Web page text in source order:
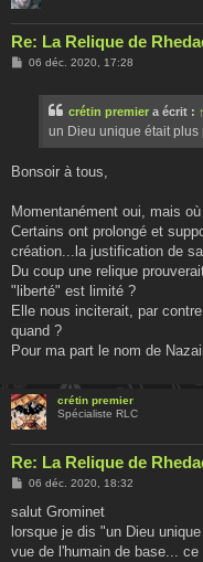
Re: La Relique de
M06 déc. 2020, 17:28
crétin premier a écrit : ↑
un Dieu unique était plus
Bonsoir à tous,
Momentanément oui, mais
Certains ont prolongé et
création...la justification de
Du coup une relique
"liberté" est limité ?
Elle nous inciterait, par
quand ?
Pour ma part le nom de
crétin premier
Spécialiste RLC
Re: La Relique de
M
s
a
g
06 déc. 2020, 18:32
salut Grominet
lorsque je dis "un Dieu
vue de l'humain de base...